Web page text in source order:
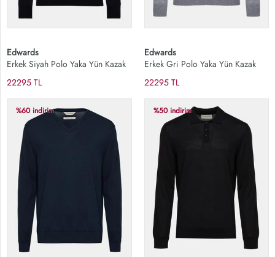
Edwards
Erkek Siyah Polo Yaka Yün Kazak
22295 TL
Edwards
Erkek Gri Polo Yaka Yün Kazak
22295 TL
%60 indirim %50 indirim